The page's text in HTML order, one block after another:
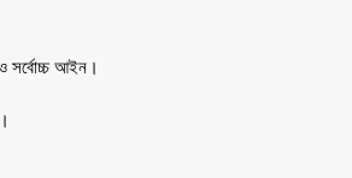
সর্বোচ্চ আইন।